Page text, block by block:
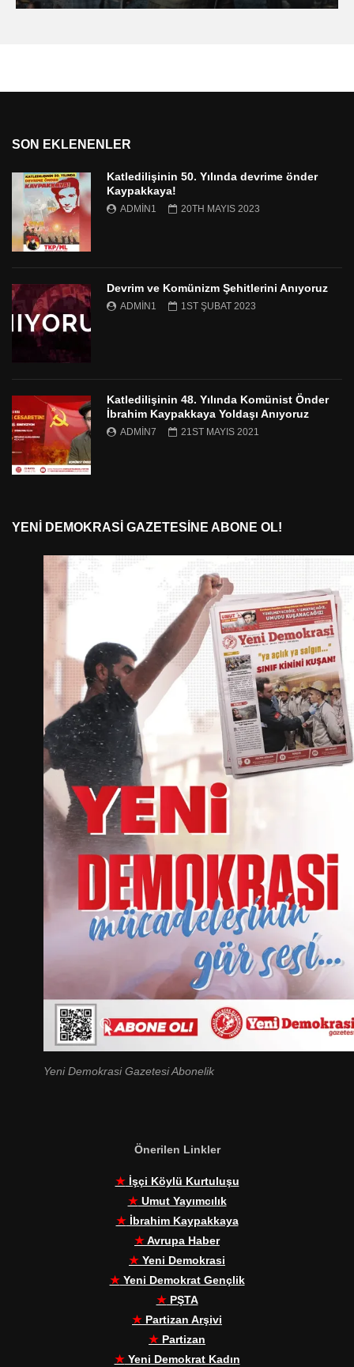
SON EKLENENLER
Katledilişinin 50. Yılında devrime önder
Kaypakkaya!
ADMIN1 20TH MAYIS 2023
Devrim ve Komünizm Şehitlerini Anıyoruz
ADMIN1 1ST ŞUBAT 2023
Katledilişinin 48. Yılında Komünist Önder
İbrahim Kaypakkaya Yoldaşı Anıyoruz
ADMIN7 21ST MAYIS 2021
YENI DEMOKRASI GAZETESINE ABONE OL!
Yeni Demokrasi Gazetesi Abonelik
Önerilen Linkler
★İşçi Köylü Kurtuluşu
★Umut Yayımcılık
★İbrahim Kaypakkaya
★Avrupa Haber
★ Yeni Demokrasi
★Yeni Demokrat Gençlik
★PŞTA
★ Partizan Arşivi
★ Partizan
★Yeni Demokrat Kadın